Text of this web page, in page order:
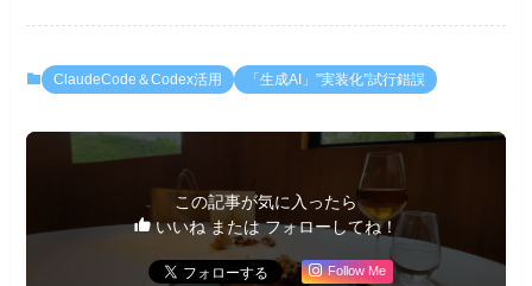
ClaudeCode＆Codex活用 「生成AI」”実装化”試行錯誤
この記事が気に入ったら
いいね または フォローしてね！
Follow Me